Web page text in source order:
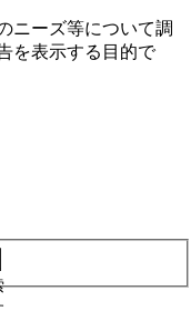
ニーズ等について調
を表⽰する⽬的で